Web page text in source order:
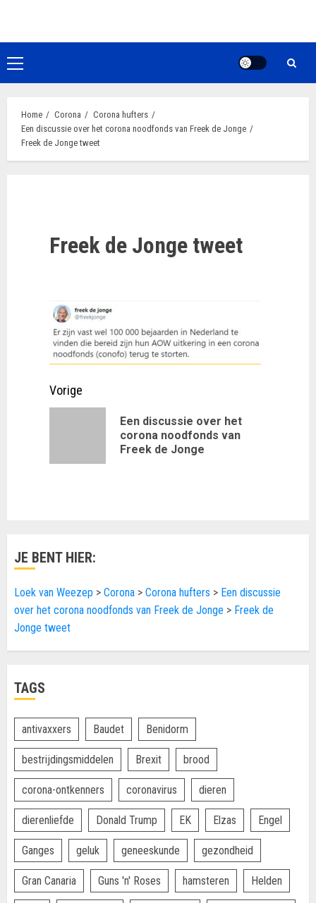
de
inhoudPrimair
menu
Home Corona
Corona hufters
Een discussie over het corona noodfonds van Freek de Jonge
Freek de Jonge tweet
Freek de Jonge tweet
Doorgaan
Vorige
Een discussie over het
corona noodfonds van
Freek de Jonge
JE BENT HIER:
Loek van Weezep > Corona > Corona hufters > Een discussie
over het corona noodfonds van Freek de Jonge > Freek de
Jonge tweet
TAGS
antivaxxers Baudet Benidorm
bestrijdingsmiddelen Brexit brood
corona-ontkenners coronavirus dieren
dierenliefde Donald Trump EK Elzas Engel
Ganges geluk geneeskunde gezondheid
Gran Canaria Guns 'n' Roses hamsteren Helden